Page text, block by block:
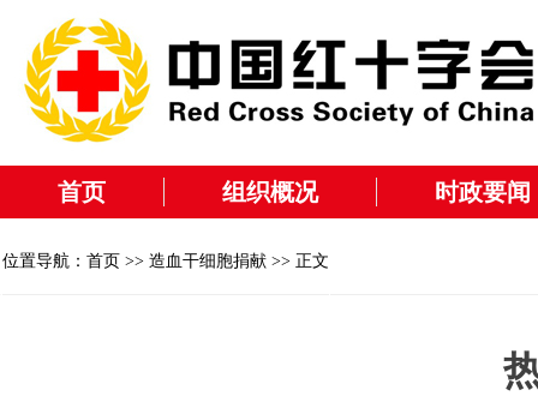
首页 组织概况 时政要闻
位置导航： 首页 >> 造血干细胞捐献 >> 正文